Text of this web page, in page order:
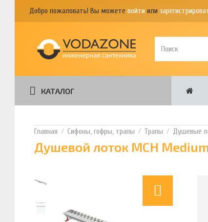
Добро пожаловать! Вы можете войти или
КАТАЛОГ
Сифоны, гофры, трапы Трапы Душевые
Душевой лоток MCH